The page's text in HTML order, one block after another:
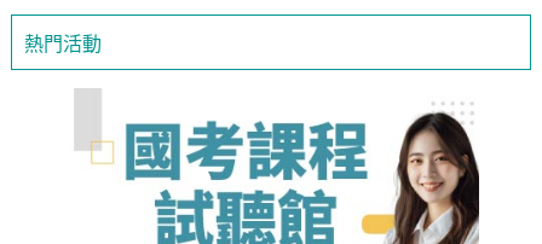
熱門活動